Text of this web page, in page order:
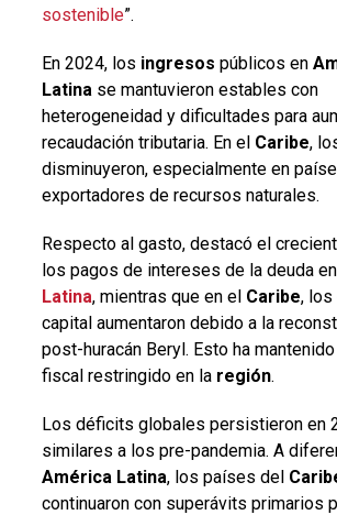
sostenible”.
En 2024, los ingresos públicos en
Latina se mantuvieron estables con
heterogeneidad y dificultades para
recaudación tributaria. En el Caribe,
disminuyeron, especialmente en
exportadores de recursos naturales.
Respecto al gasto, destacó el
los pagos de intereses de la deuda en
Latina, mientras que en el Caribe, los
capital aumentaron debido a la
post-huracán Beryl. Esto ha
fiscal restringido en la región.
Los déficits globales persistieron en
similares a los pre-pandemia. A
América Latina, los países del
continuaron con superávits primarios